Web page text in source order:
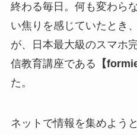
終わる毎日。何も変わら
い焦りを感じていたとき
が、日本最大級のスマホ
信教育講座である 【
た。
ネットで情報を集めよう